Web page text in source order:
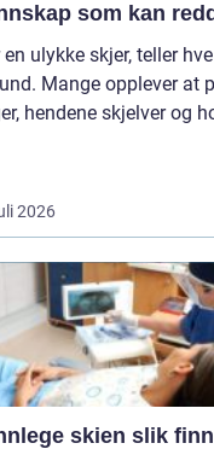
som kan
en ulykke skjer, teller
Mange opplever at
hendene skjelver og
2026
skien slik finner du